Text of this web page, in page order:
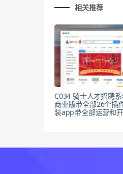
相关推荐
C034 骑士人才招聘
商业版带全部26个插
装app带全部运营和